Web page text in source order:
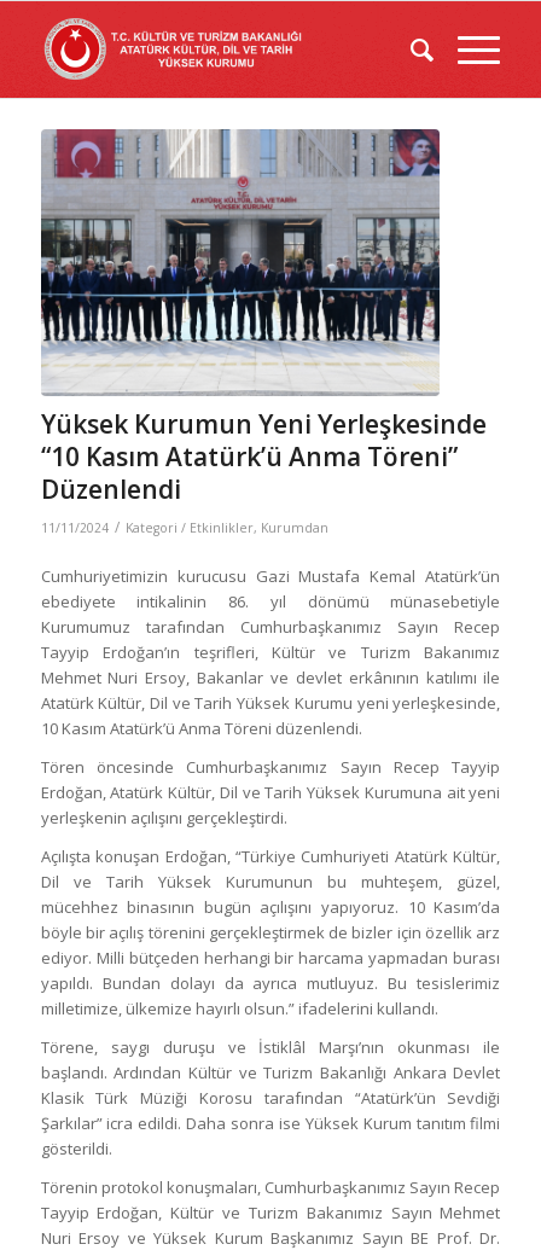
Yüksek Kurumun Yeni Yerleşkesinde
“10 Kasım Atatürk’ü Anma Töreni”
Düzenlendi
11/11/2024 / Kategori / Etkinlikler, Kurumdan
Cumhuriyetimizin kurucusu Gazi Mustafa Kemal Atatürk’ün
ebediyete intikalinin 86. yıl dönümü münasebetiyle
Kurumumuz tarafından Cumhurbaşkanımız Sayın Recep
Tayyip Erdoğan’ın teşrifleri, Kültür ve Turizm Bakanımız
Mehmet Nuri Ersoy, Bakanlar ve devlet erkânının katılımı ile
Atatürk Kültür, Dil ve Tarih Yüksek Kurumu yeni yerleşkesinde,
10 Kasım Atatürk’ü Anma Töreni düzenlendi.
Tören öncesinde Cumhurbaşkanımız Sayın Recep Tayyip
Erdoğan, Atatürk Kültür, Dil ve Tarih Yüksek Kurumuna ait yeni
yerleşkenin açılışını gerçekleştirdi.
Açılışta konuşan Erdoğan, “Türkiye Cumhuriyeti Atatürk Kültür,
Dil ve Tarih Yüksek Kurumunun bu muhteşem, güzel,
mücehhez binasının bugün açılışını yapıyoruz. 10 Kasım’da
böyle bir açılış törenini gerçekleştirmek de bizler için özellik arz
ediyor. Milli bütçeden herhangi bir harcama yapmadan burası
yapıldı. Bundan dolayı da ayrıca mutluyuz. Bu tesislerimiz
milletimize, ülkemize hayırlı olsun.” ifadelerini kullandı.
Törene, saygı duruşu ve İstiklâl Marşı’nın okunması ile
başlandı. Ardından Kültür ve Turizm Bakanlığı Ankara Devlet
Klasik Türk Müziği Korosu tarafından “Atatürk’ün Sevdiği
Şarkılar” icra edildi. Daha sonra ise Yüksek Kurum tanıtım filmi
gösterildi.
Törenin protokol konuşmaları, Cumhurbaşkanımız Sayın Recep
Tayyip Erdoğan, Kültür ve Turizm Bakanımız Sayın Mehmet
Nuri Ersoy ve Yüksek Kurum Başkanımız Sayın BE Prof. Dr.